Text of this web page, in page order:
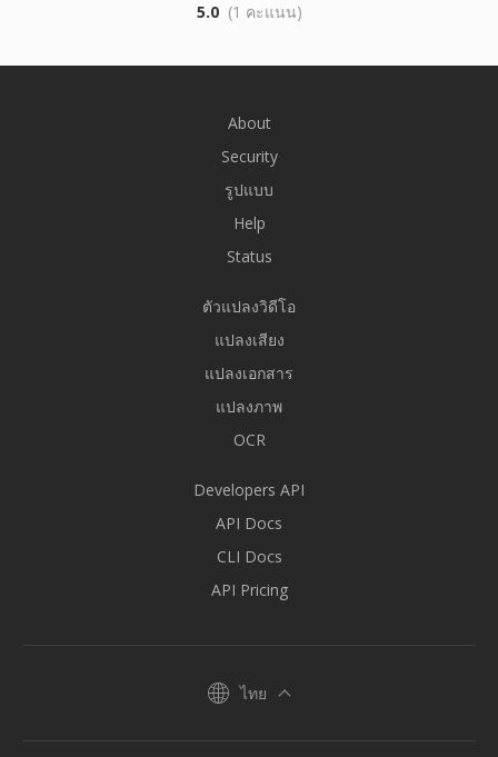
5.0 (1 คะแนน)
About
Security
รูปแบบ
Help
Status
ตัวแปลงวิดีโอ
แปลงเสียง
แปลงเอกสาร
แปลงภาพ
OCR
Developers API
API Docs
CLI Docs
API Pricing
ไทย